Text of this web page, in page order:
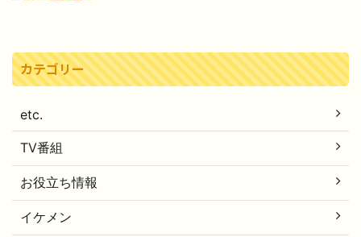
カテゴリー
etc.
TV番組
お役立ち情報
イケメン